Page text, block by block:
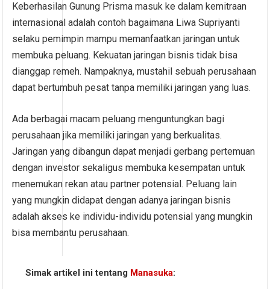
Keberhasilan Gunung Prisma masuk ke dalam kemitraan
internasional adalah contoh bagaimana Liwa Supriyanti
selaku pemimpin mampu memanfaatkan jaringan untuk
membuka peluang. Kekuatan jaringan bisnis tidak bisa
dianggap remeh. Nampaknya, mustahil sebuah perusahaan
dapat bertumbuh pesat tanpa memiliki jaringan yang luas.
Ada berbagai macam peluang menguntungkan bagi
perusahaan jika memiliki jaringan yang berkualitas.
Jaringan yang dibangun dapat menjadi gerbang pertemuan
dengan investor sekaligus membuka kesempatan untuk
menemukan rekan atau partner potensial. Peluang lain
yang mungkin didapat dengan adanya jaringan bisnis
adalah akses ke individu-individu potensial yang mungkin
bisa membantu perusahaan.
Simak artikel ini tentang Manasuka: